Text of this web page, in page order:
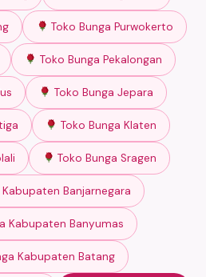
Toko Bunga Purwokerto
Toko Bunga Pekalongan
Toko Bunga Jepara
Toko Bunga Klaten
Toko Bunga Sragen
Kabupaten Banjarnegara
Kabupaten Banyumas
Kabupaten Batang